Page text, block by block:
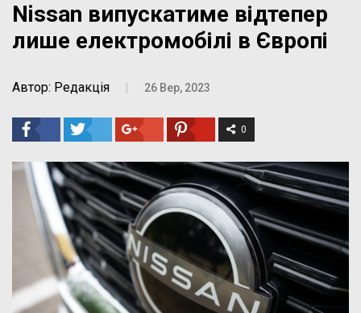
Nissan випускатиме відтепер
лише електромобілі в Європі
Автор: Редакція | 26 Вер, 2023
0